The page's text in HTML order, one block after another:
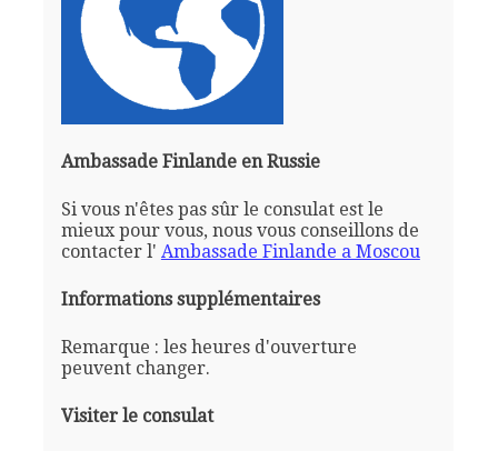
Ambassade Finlande en Russie
Si vous n'êtes pas sûr le consulat est le
mieux pour vous, nous vous conseillons de
contacter l' Ambassade Finlande a Moscou
Informations supplémentaires
Remarque : les heures d'ouverture
peuvent changer.
Visiter le consulat